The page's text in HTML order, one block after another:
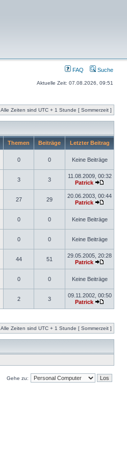
FAQ Suche
Aktuelle Zeit: 07.08.2026, 09:51
Alle Zeiten sind UTC + 1 Stunde [ Sommerzeit ]
Themen Beiträge Letzter Beitrag
0 0 Keine Beiträge
3 3
11.08.2009, 00:32
Patrick
27 29
20.06.2003, 00:44
Patrick
0 0 Keine Beiträge
0 0 Keine Beiträge
44 51
29.05.2005, 20:28
Patrick
0 0 Keine Beiträge
2 3
09.11.2002, 00:50
Patrick
Alle Zeiten sind UTC + 1 Stunde [ Sommerzeit ]
Gehe zu: